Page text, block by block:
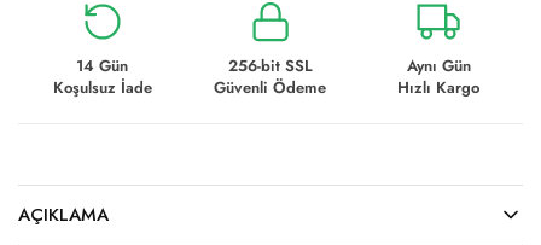
14 Gün
Koşulsuz İade
256-bit SSL
Güvenli Ödeme
Aynı Gün
Hızlı Kargo
AÇIKLAMA